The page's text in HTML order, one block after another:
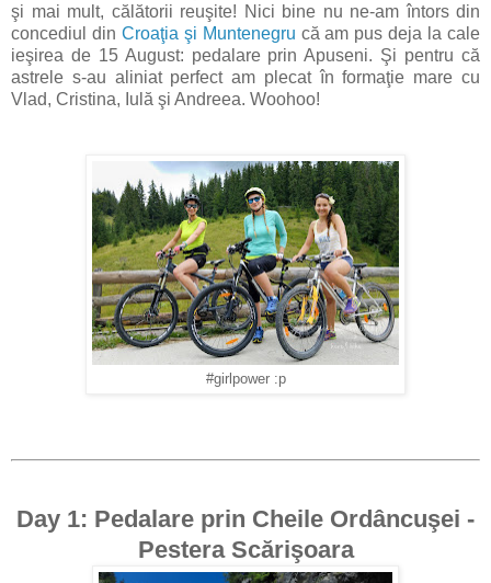
şi mai mult, călătorii reuşite! Nici bine nu ne-am întors din
concediul din Croaţia şi Muntenegru că am pus deja la cale
ieşirea de 15 August: pedalare prin Apuseni. Şi pentru că
astrele s-au aliniat perfect am plecat în formaţie mare cu
Vlad, Cristina, Iulă şi Andreea. Woohoo!
#girlpower :p
Day 1: Pedalare prin Cheile Ordâncuşei -
Pestera Scărişoara